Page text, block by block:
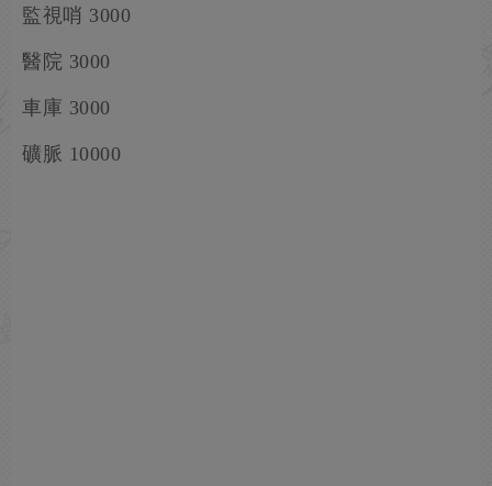
監視哨 3000
醫院 3000
車庫 3000
礦脈 10000